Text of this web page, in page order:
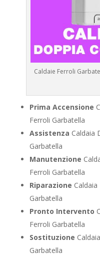
Caldaie Ferroli
Prima Accensione
Ferroli Garbatella
Assistenza Caldaia
Garbatella
Manutenzione
Ferroli Garbatella
Riparazione
Garbatella
Pronto Intervento
Ferroli Garbatella
Sostituzione
Garbatella